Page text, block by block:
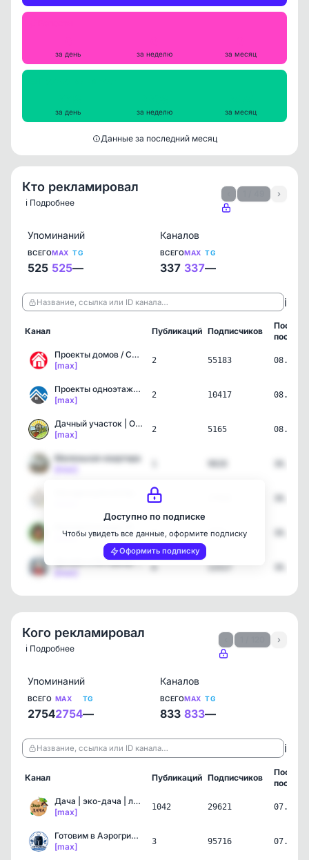
за день за неделю за месяц
за день за неделю за месяц
Данные за последний месяц
Кто рекламировал
ℹ️ Подробнее
›
Упоминаний
ВСЕГО
525
MAX
525
TG
—
Каналов
ВСЕГО
337
MAX
337
TG
—
Название, ссылка или ID канала… ℹ️
Канал Публикаций Подписчиков
пост
Проекты домов / Строител…
[max]
2 55183
Проекты одноэтажных домов
[max]
2 10417
Дачный участок | Огород,…
[max]
2 5165
Маленькая квартира
5
[max]
5 3771
Дизайн и Интерьер | Ремо…
6 13317
Доступно по подписке
Чтобы увидеть все данные, оформите подписку
Оформить подписку
Кого рекламировал
ℹ️ Подробнее
›
Упоминаний
ВСЕГО
2754
MAX
2754
TG
—
Каналов
ВСЕГО
833
MAX
833
TG
—
Название, ссылка или ID канала… ℹ️
Канал Публикаций Подписчиков
пост
Дача | эко-дача | ландша…
[max]
1042 29621
Готовим в Аэрогриле Terz…
[max]
3 95716